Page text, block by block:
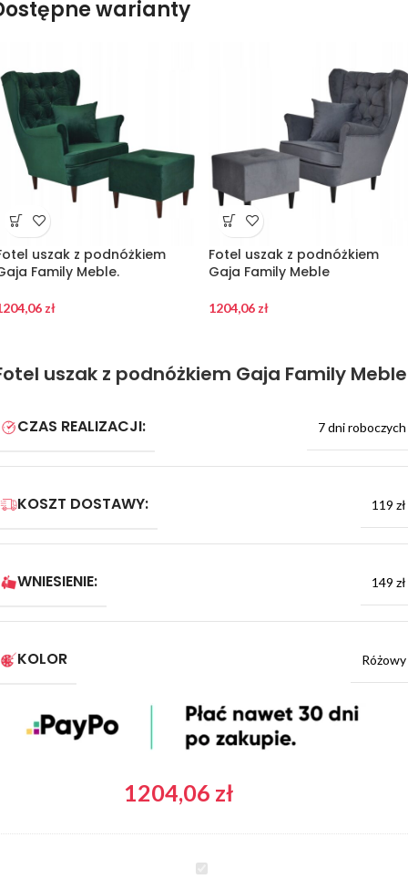
warianty
uszak z podnóżkiem
Family Meble.
zł
Fotel uszak z podnóżkiem
Gaja Family Meble
1204,06 zł
uszak z podnóżkiem Gaja Family Meble
CZAS REALIZACJI: 7 dni roboczych
KOSZT DOSTAWY: 119 zł
WNIESIENIE: 149 zł
KOLOR Różowy
1204,06 zł
Fotel